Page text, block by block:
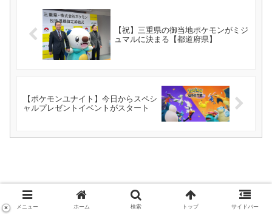
【祝】三重県の御当地ポケモンがミジ
ュマルに決まる【都道府県】
【ポケモンユナイト】今日からスペシ
ャルプレゼントイベントがスタート
メニュー ホーム 検索 トップ サイドバー
×